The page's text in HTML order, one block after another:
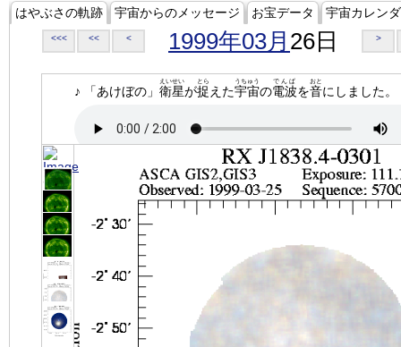
はやぶさの軌跡 宇宙からのメッセージ お宝データ 宇宙カレン
<<< << < 1999年03月 26日 >
♪ 「あけぼの」 衛星
えいせい
が捉
とら
えた宇宙
うちゅう
の電波
でんぱ
を音
おと
にしました。